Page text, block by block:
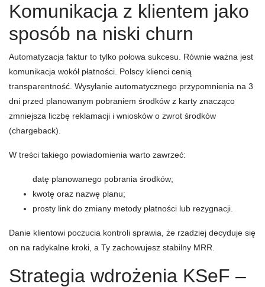
Komunikacja z klientem jako
sposób na niski churn
Automatyzacja faktur to tylko połowa sukcesu. Równie ważna jest
komunikacja wokół płatności. Polscy klienci cenią
transparentność. Wysyłanie automatycznego przypomnienia na 3
dni przed planowanym pobraniem środków z karty znacząco
zmniejsza liczbę reklamacji i wniosków o zwrot środków
(chargeback).
W treści takiego powiadomienia warto zawrzeć:
datę planowanego pobrania środków;
kwotę oraz nazwę planu;
prosty link do zmiany metody płatności lub rezygnacji.
Danie klientowi poczucia kontroli sprawia, że rzadziej decyduje się
on na radykalne kroki, a Ty zachowujesz stabilny MRR.
Strategia wdrożenia KSeF –